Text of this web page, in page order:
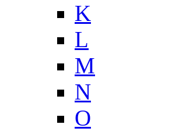
K
L
M
N
O